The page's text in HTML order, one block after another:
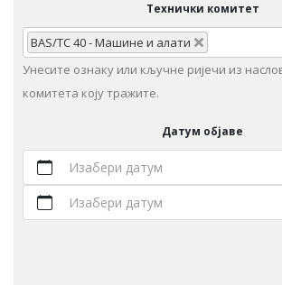
Технички комитет
BAS/TC 40 - Машине и алати
Унeситe ознаку или кључне ријечи из
комитета коју тражите.
Датум објаве
Изабери датум
Изабери датум